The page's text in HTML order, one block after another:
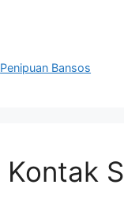
Penipuan Bansos
Kontak